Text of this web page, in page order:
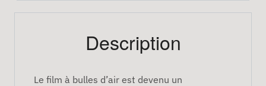
Description
Le film à bulles d’air est devenu un